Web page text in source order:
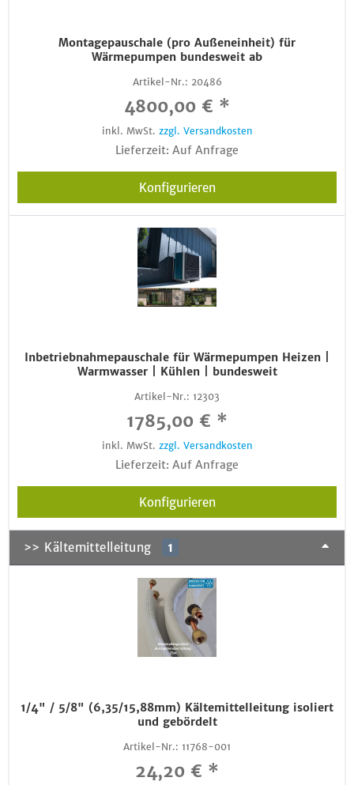
Montagepauschale (pro Außeneinheit) für
Wärmepumpen bundesweit ab
Artikel-Nr.: 20486
4800,00 € *
inkl. MwSt. zzgl. Versandkosten
Lieferzeit: Auf Anfrage
Konfigurieren
Inbetriebnahmepauschale für Wärmepumpen Heizen |
Warmwasser | Kühlen | bundesweit
Artikel-Nr.: 12303
1785,00 € *
inkl. MwSt. zzgl. Versandkosten
Lieferzeit: Auf Anfrage
Konfigurieren
>> Kältemittelleitung 1
1/4" / 5/8" (6,35/15,88mm) Kältemittelleitung isoliert
und gebördelt
Artikel-Nr.: 11768-001
24,20 € *